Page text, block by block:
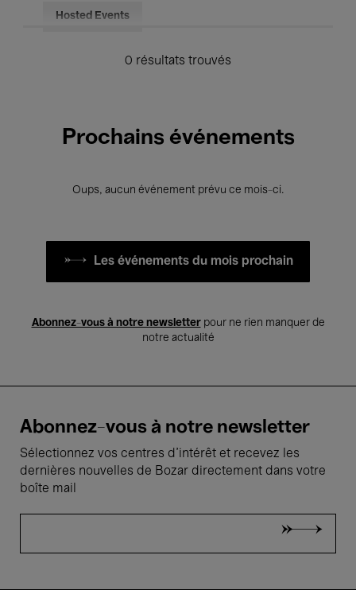
Hosted Events
0 résultats trouvés
Prochains événements
Oups, aucun événement prévu ce mois-ci.
Les événements du mois prochain
Abonnez-vous à notre newsletterpour ne rien manquer de
notre actualité
Abonnez-vous à notre newsletter
Sélectionnez vos centres d'intérêt et recevez les
dernières nouvelles de Bozar directement dans votre
boîte mail